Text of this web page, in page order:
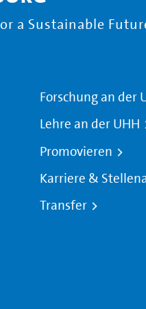
a Sustainable
Forschung an der
Lehre an der UHH
Promovieren
Karriere &
Transfer